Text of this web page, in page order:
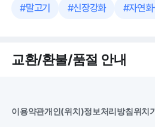
#말고기 #신장강화 #자연화
교환/환불/품절 안내
이용약관개인(위치)정보처리방침위치